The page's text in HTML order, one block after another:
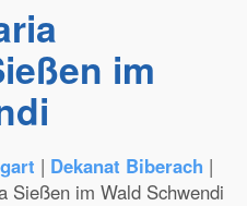
im
| Dekanat Biberach |
Sießen im Wald Schwendi